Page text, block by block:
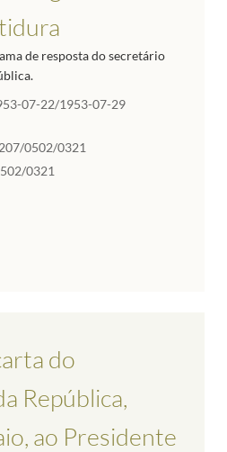
de resposta do secretário
07-22/1953-07-29
0502/0321
0321
do
República,
ao Presidente